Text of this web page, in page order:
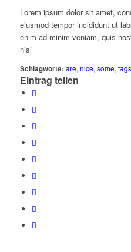
Lorem ipsum dolor sit amet,
eiusmod tempor incididunt ut
enim ad minim veniam, quis
nisi
Schlagworte: are, nice, some, tags
Eintrag teilen